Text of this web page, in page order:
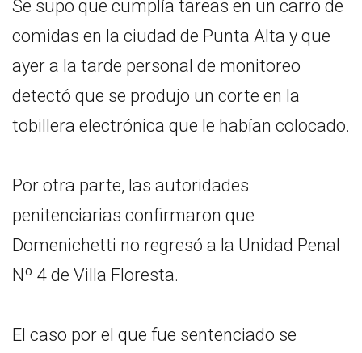
Se supo que cumplía tareas en un carro de
comidas en la ciudad de Punta Alta y que
ayer a la tarde personal de monitoreo
detectó que se produjo un corte en la
tobillera electrónica que le habían colocado.
Por otra parte, las autoridades
penitenciarias confirmaron que
Domenichetti no regresó a la Unidad Penal
Nº 4 de Villa Floresta.
El caso por el que fue sentenciado se